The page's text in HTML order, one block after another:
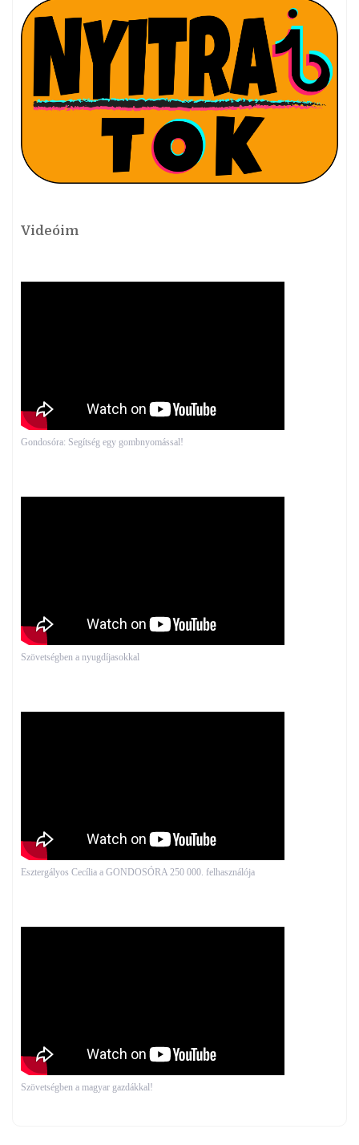
Videóim
Gondosóra: Segítség egy gombnyomással!
Szövetségben a nyugdíjasokkal
Esztergályos Cecília a GONDOSÓRA 250 000. felhasználója
Szövetségben a magyar gazdákkal!